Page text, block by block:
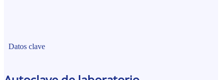
Datos clave